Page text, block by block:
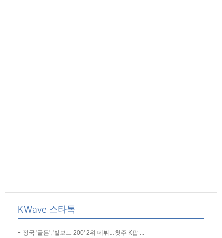
KWave 스타톡
정국 '골든', '빌보드 200' 2위 데뷔…첫주 K팝 ...